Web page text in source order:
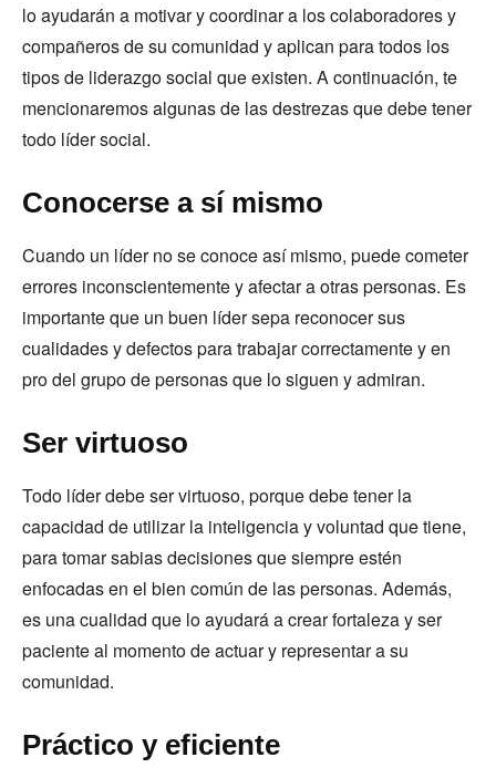
lo ayudarán a motivar y coordinar a los colaboradores y
compañeros de su comunidad y aplican para todos los
tipos de liderazgo social que existen. A continuación, te
mencionaremos algunas de las destrezas que debe tener
todo líder social.
Conocerse a sí mismo
Cuando un líder no se conoce así mismo, puede cometer
errores inconscientemente y afectar a otras personas. Es
importante que un buen líder sepa reconocer sus
cualidades y defectos para trabajar correctamente y en
pro del grupo de personas que lo siguen y admiran.
Ser virtuoso
Todo líder debe ser virtuoso, porque debe tener la
capacidad de utilizar la inteligencia y voluntad que tiene,
para tomar sabias decisiones que siempre estén
enfocadas en el bien común de las personas. Además,
es una cualidad que lo ayudará a crear fortaleza y ser
paciente al momento de actuar y representar a su
comunidad.
Práctico y eficiente